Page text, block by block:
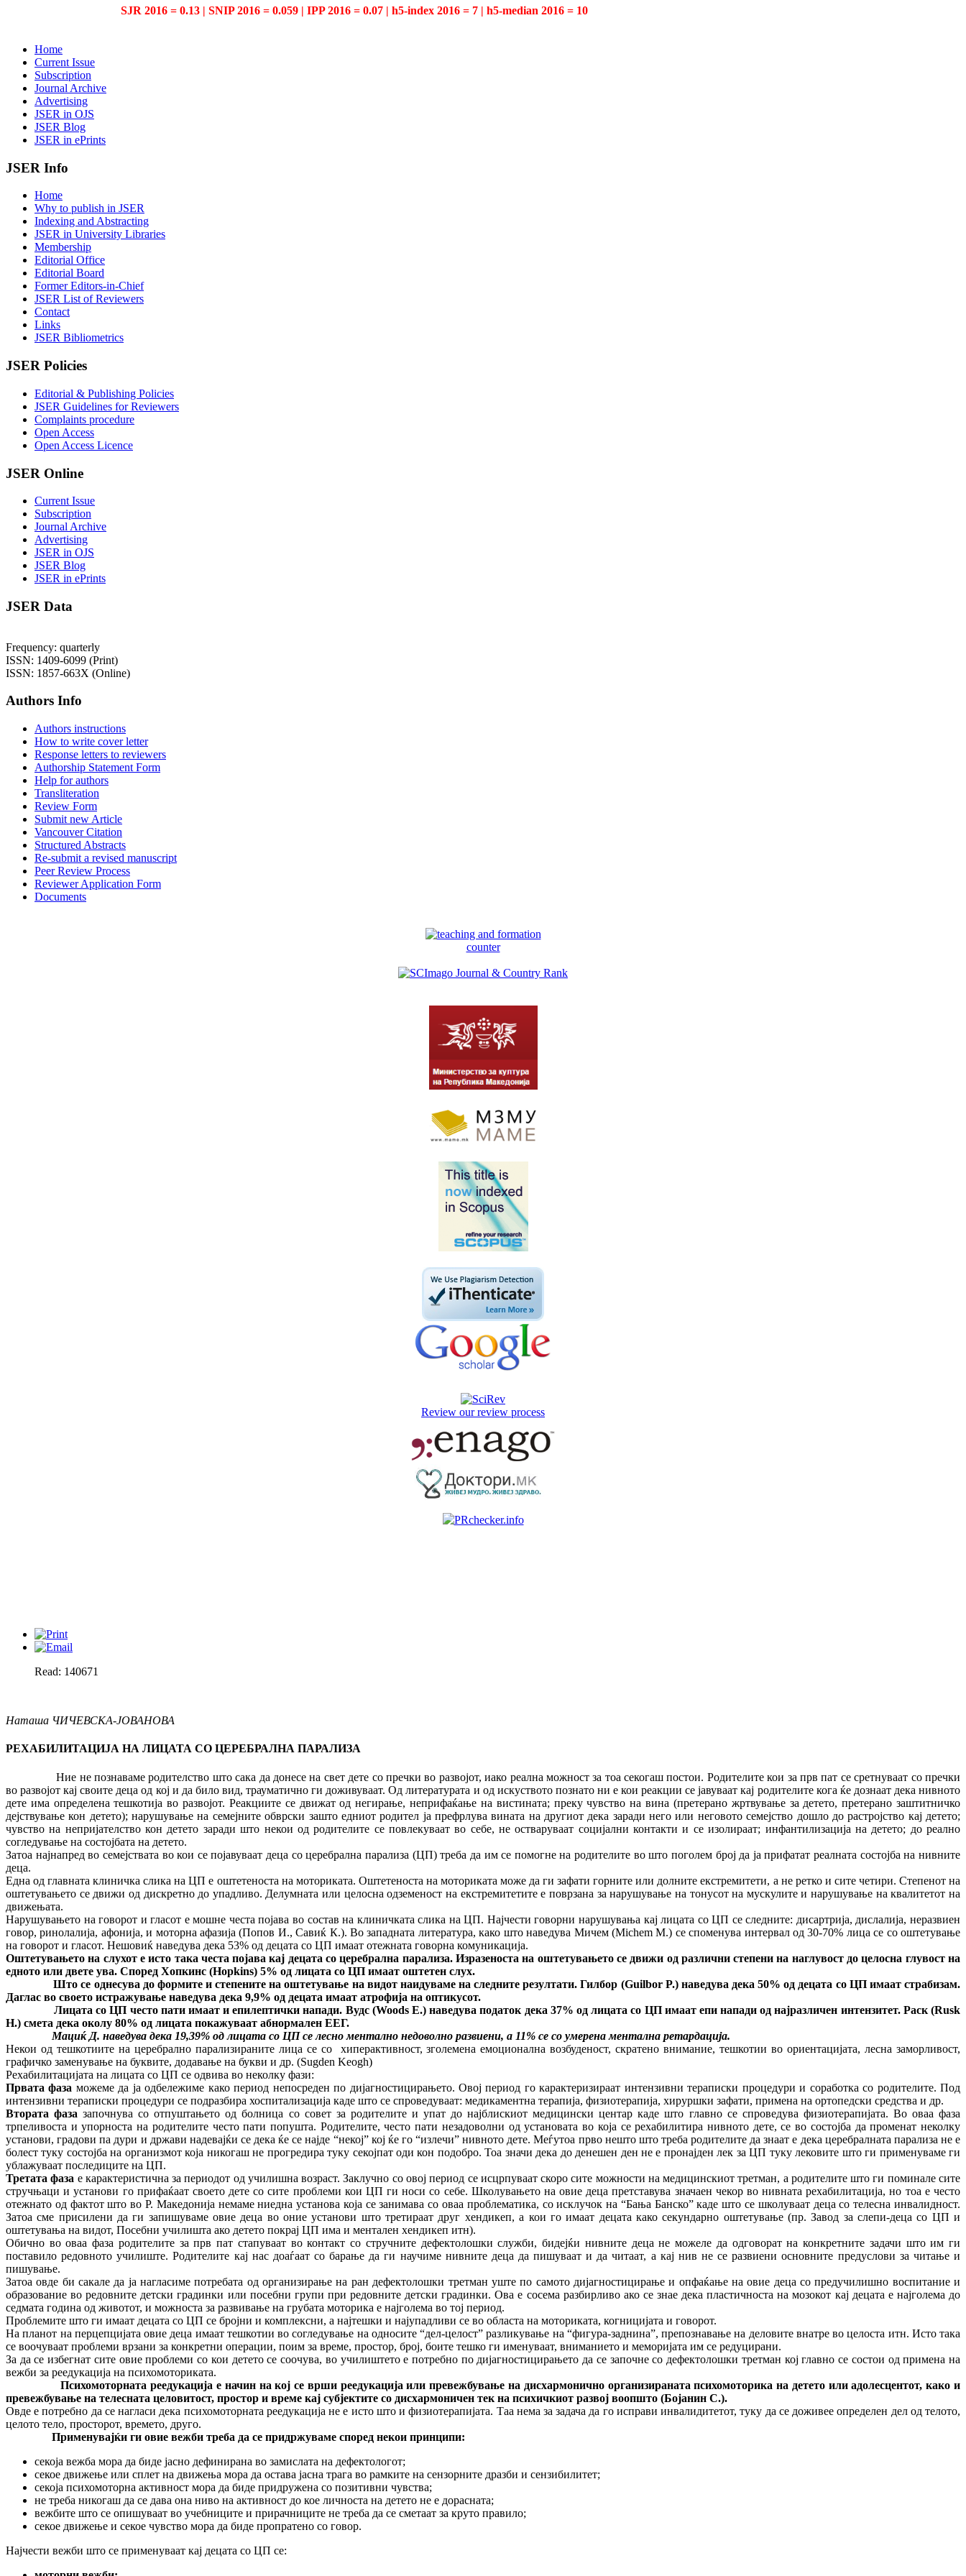
SJR 2016 = 0.13 | SNIP 2016 = 0.059 | IPP 2016 = 0.07 | h5-index 2016 = 7 | h5-median 2016 = 10
Home
Current Issue
Subscription
Journal Archive
Advertising
JSER in OJS
JSER Blog
JSER in ePrints
JSER Info
Home
Why to publish in JSER
Indexing and Abstracting
JSER in University Libraries
Membership
Editorial Office
Editorial Board
Former Editors-in-Chief
JSER List of Reviewers
Contact
Links
JSER Bibliometrics
JSER Policies
Editorial & Publishing Policies
JSER Guidelines for Reviewers
Complaints procedure
Open Access
Open Access Licence
JSER Online
Current Issue
Subscription
Journal Archive
Advertising
JSER in OJS
JSER Blog
JSER in ePrints
JSER Data
Frequency: quarterly
ISSN: 1409-6099 (Print)
ISSN: 1857-663X (Online)
Authors Info
Authors instructions
How to write cover letter
Response letters to reviewers
Authorship Statement Form
Help for authors
Transliteration
Review Form
Submit new Article
Vancouver Citation
Structured Abstracts
Re-submit a revised manuscript
Peer Review Process
Reviewer Application Form
Documents
counter
Review our review process
Read: 140671
Наташа ЧИЧЕВСКА-ЈОВАНОВА
РЕХАБИЛИТАЦИЈА НА ЛИЦАТА СО ЦЕРЕБРАЛНА ПАРАЛИЗА
Ние не познаваме родителство што сака да донесе на свет дете со пречки во развојот, иако реална можност за тоа секогаш постои. Родителите кои за прв пат се сретнуваат со пречки
во развојот кај своите деца од кој и да било вид, трауматично ги доживуваат. Од литературата и од искуството познато ни е кои реакции се јавуваат кај родителите кога ќе дознаат дека нивното
дете има определена тешкотија во развојот. Реакциите се движат од негирање, неприфаќање на вистината; преку чувство на вина (претерано жртвување за детето, претерано заштитничко
дејствување кон детето); нарушување на семејните обврски зашто едниот родител ја префрлува вината на другиот дека заради него или неговото семејство дошло до растројство кај детето;
чувство на непријателство кон детето заради што некои од родителите се повлекуваат во себе, не остваруваат социјални контакти и се изолираат; инфантилизација на детето; до реално
согледување на состојбата на детето.
Затоа најнапред во семејствата во кои се појавуваат деца со церебрална парализа (ЦП) треба да им се помогне на родителите во што поголем број да ја прифатат реалната состојба на нивните
деца.
Една од главната клиничка слика на ЦП е оштетеноста на моториката. Оштетеноста на моториката може да ги зафати горните или долните екстремитети, а не ретко и сите четири. Степенот на
оштетувањето се движи од дискретно до упадливо. Делумната или целосна одземеност на екстремитетите е поврзана за нарушување на тонусот на мускулите и нарушување на квалитетот на
движењата.
Нарушувањето на говорот и гласот е мошне честа појава во состав на клиничката слика на ЦП. Најчести говорни нарушувања кај лицата со ЦП се следните: дисартрија, дислалија, неразвиен
говор, ринолалија, афонија, и моторна афазија (Попов И., Савиќ К.). Во западната литература, како што наведува Мичем (Michem M.) се споменува интервал од 30-70% лица се со оштетување
на говорот и гласот. Нешовиќ наведува дека 53% од децата со ЦП имаат отежната говорна комуникација.
Оштетувањето на слухот е исто така честа појава кај децата со церебрална парализа. Изразеноста на оштетувањето се движи од различни степени на наглувост до целосна глувост на
едното или двете ува. Според Хопкинс (Hopkins) 5% од лицата со ЦП имаат оштетен слух.
Што се однесува до формите и степените на оштетување на видот наидуваме на следните резултати. Гилбор (Guilbor P.)наведува дека 50% од децата со ЦП имаат страбизам.
Даглас во своето истражување наведува дека 9,9% од децата имаат атрофија на оптикусот.
Лицата со ЦП често пати имаат и епилептички напади. Вудс (Woods E.) наведува податок дека 37% од лицата со ЦП имаат епи напади од најразличен интензитет. Раск (Rusk
H.) смета дека околу 80% од лицата покажуваат абнормален ЕЕГ.
Мациќ Д. наведува дека 19,39% од лицата со ЦП се лесно ментално недоволно развиени, а 11% се со умерена ментална ретардација.
Некои од тешкотиите на церебрално парализираните лица се со хиперактивност, зголемена емоционална возбуденост, скратено внимание, тешкотии во ориентацијата, лесна заморливост,
графичко заменување на буквите, додавање на букви и др. (Sugden Keogh)
Рехабилитацијата на лицата со ЦП се одвива во неколку фази:
Првата фаза можеме да ја одбележиме како период непосреден по дијагностицирањето. Овој период го карактеризираат интензивни тераписки процедури и соработка со родителите. Под
интензивни тераписки процедури се подразбира хоспитализација каде што се спроведуваат: медикаментна терапија, физиотерапија, хируршки зафати, примена на ортопедски средства и др.
Втората фаза започнува со отпуштањето од болница со совет за родителите и упат до најблискиот медицински центар каде што главно се спроведува физиотерапијата. Во оваа фаза
трпеливоста и упорноста на родителите често пати попушта. Родителите, често пати незадоволни од установата во која се рехабилитира нивното дете, се во состојба да променат неколку
установи, градови па дури и држави надевајќи се дека ќе се најде “некој” кој ќе го “излечи” нивното дете. Меѓутоа прво нешто што треба родителите да знаат е дека церебралната парализа не е
болест туку состојба на организмот која никогаш не прогредира туку секојпат оди кон подобро. Тоа значи дека до денешен ден не е пронајден лек за ЦП туку лековите што ги применуваме ги
ублажуваат последиците на ЦП.
Третата фаза е карактеристична за периодот од училишна возраст. Заклучно со овој период се исцрпуваат скоро сите можности на медицинскиот третман, а родителите што ги поминале сите
стручњаци и установи го прифаќаат своето дете со сите проблеми кои ЦП ги носи со себе. Школувањето на овие деца претставува значаен чекор во нивната рехабилитација, но тоа е често
отежнато од фактот што во Р. Македонија немаме ниедна установа која се занимава со оваа проблематика, со исклучок на “Бања Банско” каде што се школуваат деца со телесна инвалидност.
Затоа сме присилени да ги запишуваме овие деца во оние установи што третираат друг хендикеп, а кои го имаат децата како секундарно оштетување (пр. Завод за слепи-деца со ЦП и
оштетувања на видот, Посебни училишта ако детето покрај ЦП има и ментален хендикеп итн).
Обично во оваа фаза родителите за прв пат стапуваат во контакт со стручните дефектолошки служби, бидејќи нивните деца не можеле да одговорат на конкретните задачи што им ги
поставило редовното училиште. Родителите кај нас доаѓаат со барање да ги научиме нивните деца да пишуваат и да читаат, а кај нив не се развиени основните предуслови за читање и
пишување.
Затоа овде би сакале да ја нагласиме потребата од организирање на ран дефектолошки третман уште по самото дијагностицирање и опфаќање на овие деца со предучилишно воспитание и
образование во редовните детски градинки или посебни групи при редовните детски градинки. Ова е сосема разбирливо ако се знае дека пластичноста на мозокот кај децата е најголема до
седмата година од животот, и можноста за развивање на грубата моторика е најголема во тој период.
Проблемите што ги имаат децата со ЦП се бројни и комплексни, а најтешки и најупадливи се во областа на моториката, когницијата и говорот.
На планот на перцепцијата овие деца имаат тешкотии во согледување на односите “дел-целост” разликување на “фигура-заднина”, препознавање на деловите внатре во целоста итн. Исто така
се воочуваат проблеми врзани за конкретни операции, поим за време, простор, број, боите тешко ги именуваат, вниманието и меморијата им се редуцирани.
За да се избегнат сите овие проблеми со кои детето се соочува, во училиштето е потребно по дијагностицирањето да се започне со дефектолошки третман кој главно се состои од примена на
вежби за реедукација на психомоториката.
Психомоторната реедукација е начин на кој се врши реедукација или превежбување на дисхармонично организираната психомоторика на детето или адолесцентот, како и
превежбување на телесната целовитост, простор и време кај субјектите со дисхармоничен тек на психичкиот развој воопшто (Бојанин С.).
Овде е потребно да се нагласи дека психомоторната реедукација не е исто што и физиотерапијата. Таа нема за задача да го исправи инвалидитетот, туку да се доживее определен дел од телото,
целото тело, просторот, времето, друго.
Применувајќи ги овие вежби треба да се придржуваме според некои принципи:
секоја вежба мора да биде јасно дефинирана во замислата на дефектологот;
секое движење или сплет на движења мора да остава јасна трага во рамките на сензорните дразби и сензибилитет;
секоја психомоторна активност мора да биде придружена со позитивни чувства;
не треба никогаш да се дава она ниво на активност до кое личноста на детето не е дорасната;
вежбите што се опишуваат во учебниците и прирачниците не треба да се сметаат за круто правило;
секое движење и секое чувство мора да биде пропратено со говор.
Најчести вежби што се применуваат кај децата со ЦП се: